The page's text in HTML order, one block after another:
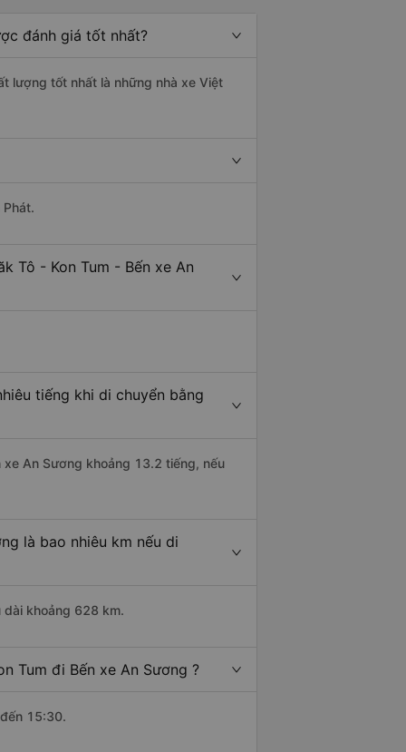
đánh giá tốt nhất?
lượng tốt nhất là những nhà xe Việt
Tô - Kon Tum - Bến xe An
tiếng khi di chuyển bằng
An Sương khoảng 13.2 tiếng, nếu
là bao nhiêu km nếu di
dài khoảng 628 km.
Tum đi Bến xe An Sương ?
15:30.